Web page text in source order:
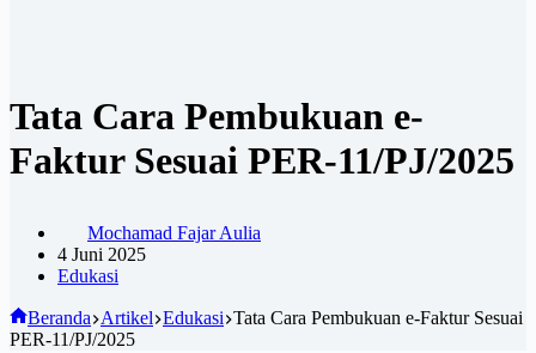
Tata Cara Pembukuan e-
Faktur Sesuai PER-11/PJ/2025
Mochamad Fajar Aulia
4 Juni 2025
Edukasi
Beranda Artikel Edukasi Tata Cara Pembukuan e-Faktur Sesuai
PER-11/PJ/2025